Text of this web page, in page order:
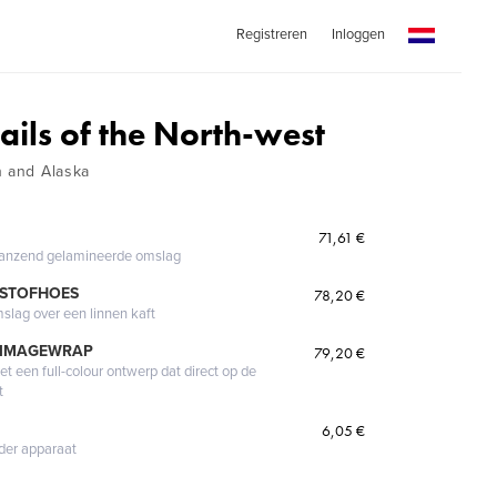
Registreren Inloggen
of the North-west
and Alaska
gelamineerde omslag
71,61 €
over een linnen kaft
78,20 €
een full-colour ontwerp dat direct op de
79,20 €
apparaat
6,05 €